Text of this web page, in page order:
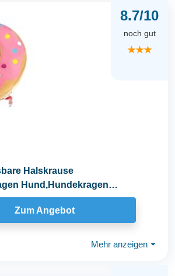
8.7/10
noch gut
★★★
Halskrause
Hund,Hundekragen
Halskrause...
Zum Angebot
Mehr anzeigen ⏷